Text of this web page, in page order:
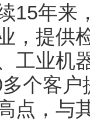
15年来
，提供
工业机
个客
点，与